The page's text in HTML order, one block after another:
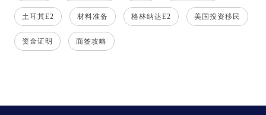
土耳其E2 材料准备 格林纳达E2 美国投资移民
资金证明 面签攻略